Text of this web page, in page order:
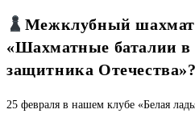
Межклубный
«Шахматные баталии в
защитника Отечества»?
25 февраля в нашем клубе «Белая